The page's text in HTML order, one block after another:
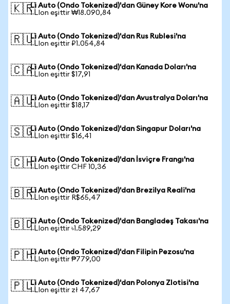
🇰🇷Li Auto (Ondo Tokenized)'dan Güney Kore Wonu'na
1 LIon eşittir ₩18.090,84
🇷🇺Li Auto (Ondo Tokenized)'dan Rus Rublesi'na
1 LIon eşittir ₽1.054,84
🇨🇦Li Auto (Ondo Tokenized)'dan Kanada Doları'na
1 LIon eşittir $17,91
🇦🇺Li Auto (Ondo Tokenized)'dan Avustralya Doları'na
1 LIon eşittir $18,17
🇸🇬Li Auto (Ondo Tokenized)'dan Singapur Doları'na
1 LIon eşittir $16,41
🇨🇭Li Auto (Ondo Tokenized)'dan İsviçre Frangı'na
1 LIon eşittir CHF 10,36
🇧🇷Li Auto (Ondo Tokenized)'dan Brezilya Reali'na
1 LIon eşittir R$65,47
🇧🇩Li Auto (Ondo Tokenized)'dan Bangladeş Takası'na
1 LIon eşittir ৳1.589,29
🇵🇭Li Auto (Ondo Tokenized)'dan Filipin Pezosu'na
1 LIon eşittir ₱779,00
🇵🇱Li Auto (Ondo Tokenized)'dan Polonya Zlotisi'na
1 LIon eşittir zł 47,67